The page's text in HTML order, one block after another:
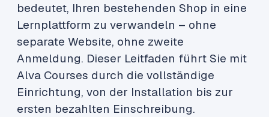
bedeutet, Ihren bestehenden Shop in eine
Lernplattform zu verwandeln – ohne
separate Website, ohne zweite
Anmeldung. Dieser Leitfaden führt Sie mit
Alva Courses durch die vollständige
Einrichtung, von der Installation bis zur
ersten bezahlten Einschreibung.